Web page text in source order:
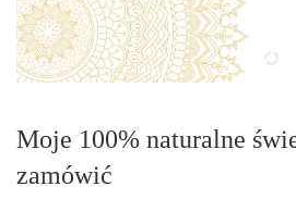
Moje 100% naturalne
zamówić